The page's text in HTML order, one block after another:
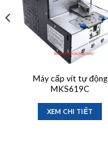
Máy cấp vít tự động
MKS619C
XEM CHI TIẾT